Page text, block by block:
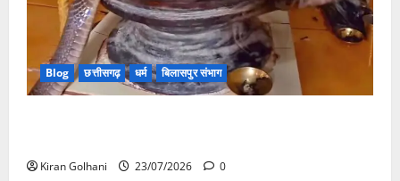
Blog छत्तीसगढ़ धर्म बिलासपुर संभाग
Kiran Golhani 23/07/2026 0